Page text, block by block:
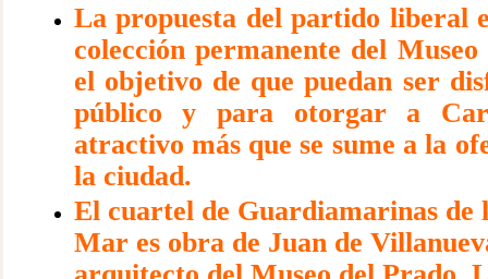
La propuesta del partido liberal
colección permanente del
el objetivo de que puedan ser
público y para otorgar a
atractivo más que se sume a la
la ciudad.
El cuartel de Guardiamarinas de
Mar es obra de Juan de